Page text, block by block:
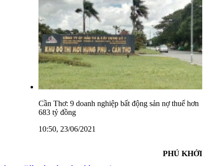
Cần Thơ: 9 doanh nghiệp bất động sản nợ thuế hơn
683 tỷ đồng
10:50, 23/06/2021
PHÚ KHỞI